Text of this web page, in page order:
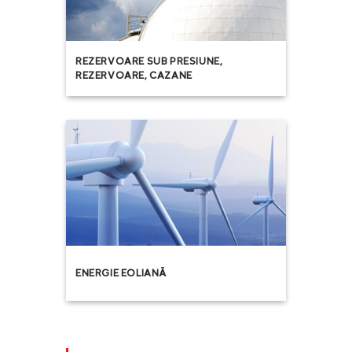
REZERVOARE SUB PRESIUNE,
REZERVOARE, CAZANE
ENERGIE EOLIANĂ